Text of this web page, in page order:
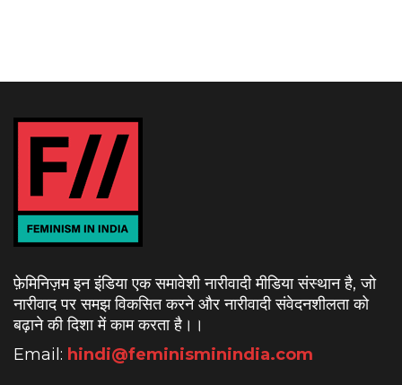
फ़ेमिनिज़म इन इंडिया एक समावेशी नारीवादी मीडिया संस्थान है, जो
नारीवाद पर समझ विकसित करने और नारीवादी संवेदनशीलता को
बढ़ाने की दिशा में काम करता है। ।
Email: hindi@feminisminindia.com